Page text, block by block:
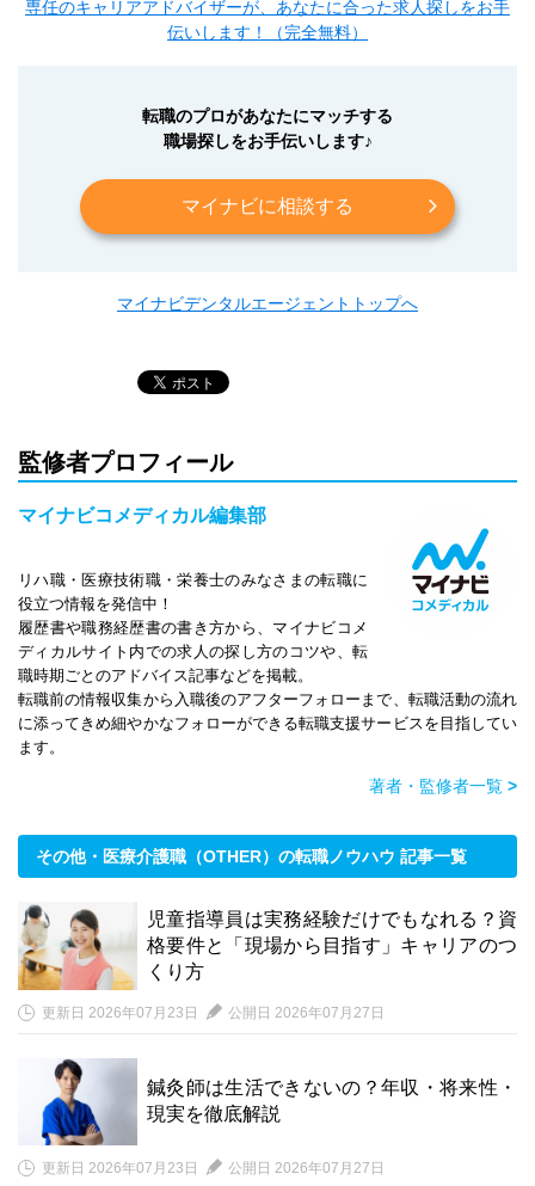
専任のキャリアアドバイザーが、あなたに合った求人探しをお手
伝いします！（完全無料）
転職のプロがあなたにマッチする
職場探しをお手伝いします♪
マイナビに相談する
マイナビデンタルエージェントトップへ
監修者プロフィール
マイナビコメディカル編集部
リハ職・医療技術職・栄養士のみなさまの転職に
役立つ情報を発信中！
履歴書や職務経歴書の書き方から、マイナビコメ
ディカルサイト内での求人の探し方のコツや、転
職時期ごとのアドバイス記事などを掲載。
転職前の情報収集から入職後のアフターフォローまで、転職活動の流れ
に添ってきめ細やかなフォローができる転職支援サービスを目指してい
ます。
著者・監修者一覧 >
その他・医療介護職（OTHER）の転職ノウハウ 記事一覧
児童指導員は実務経験だけでもなれる？資
格要件と「現場から目指す」キャリアのつ
くり方
更新日 2026年07月23日 公開日 2026年07月27日
鍼灸師は生活できないの？年収・将来性・
現実を徹底解説
更新日 2026年07月23日 公開日 2026年07月27日